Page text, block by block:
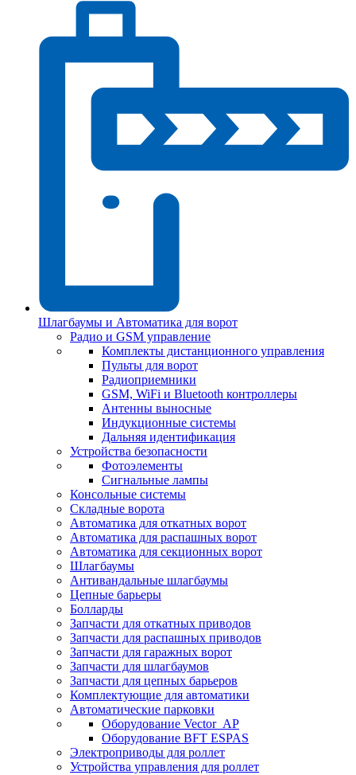
Шлагбаумы и Автоматика для ворот
Радио и GSM управление
Комплекты дистанционного управления
Пульты для ворот
Радиоприемники
GSM, WiFi и Bluetooth контроллеры
Антенны выносные
Индукционные системы
Дальняя идентификация
Устройства безопасности
Фотоэлементы
Сигнальные лампы
Консольные системы
Складные ворота
Автоматика для откатных ворот
Автоматика для распашных ворот
Автоматика для секционных ворот
Шлагбаумы
Антивандальные шлагбаумы
Цепные барьеры
Болларды
Запчасти для откатных приводов
Запчасти для распашных приводов
Запчасти для гаражных ворот
Запчасти для шлагбаумов
Запчасти для цепных барьеров
Комплектующие для автоматики
Автоматические парковки
Оборудование Vector_AP
Оборудование BFT ESPAS
Электроприводы для роллет
Устройства управления для роллет